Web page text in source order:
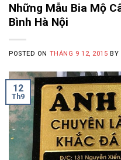
Những Mẫu Bia Mộ
Bình Hà Nội
POSTED ON THÁNG 9 12, 2015 BY
12
Th9